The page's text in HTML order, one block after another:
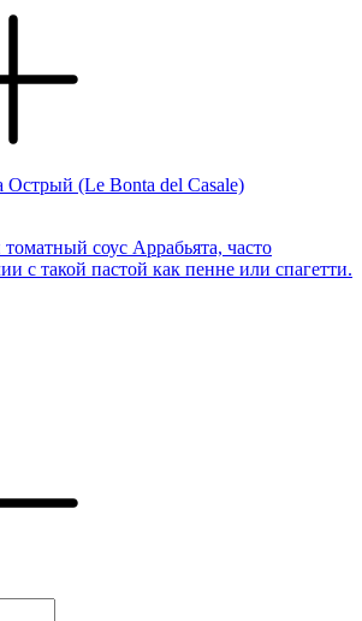
Острый (Le Bonta del Casale)
соус Аррабьята, часто
с такой пастой как пенне или спагетти.